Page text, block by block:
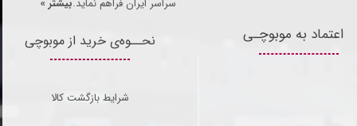
نحــوه‌ی خرید از موبوچی
شرایط بازگشت کالا
اعتماد به موبوچـی
سراسر ایران فراهم نماید.بیشتر »